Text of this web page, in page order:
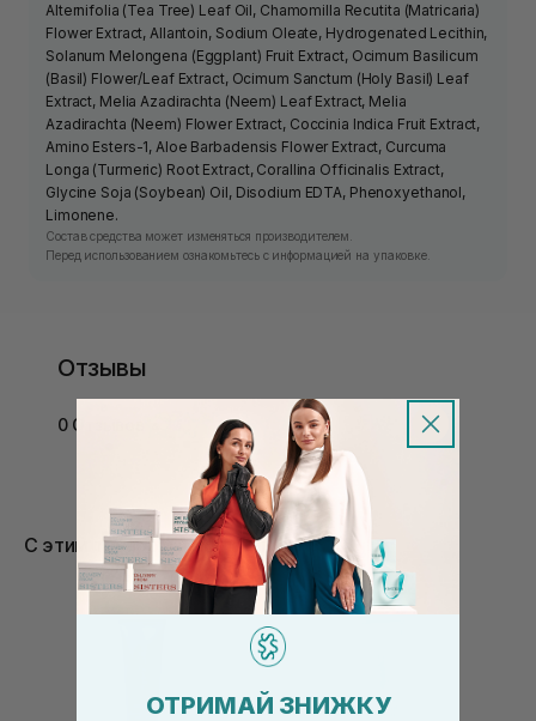
Alternifolia (Tea Tree) Leaf Oil, Chamomilla Recutita (Matricaria)
Flower Extract, Allantoin, Sodium Oleate, Hydrogenated Lecithin,
Solanum Melongena (Eggplant) Fruit Extract, Ocimum Basilicum
(Basil) Flower/Leaf Extract, Ocimum Sanctum (Holy Basil) Leaf
Extract, Melia Azadirachta (Neem) Leaf Extract, Melia
Azadirachta (Neem) Flower Extract, Coccinia Indica Fruit Extract,
Amino Esters-1, Aloe Barbadensis Flower Extract, Curcuma
Longa (Turmeric) Root Extract, Corallina Officinalis Extract,
Glycine Soja (Soybean) Oil, Disodium EDTA, Phenoxyethanol,
Limonene.
Состав средства может изменяться производителем.
Перед использованием ознакомьтесь с информацией на упаковке.
Отзывы
0 Отзывов
С этим товаром покупают
ОТРИМАЙ ЗНИЖКУ